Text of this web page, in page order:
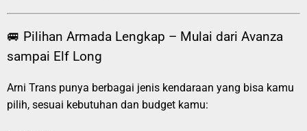
🚐 Pilihan Armada Lengkap – Mulai dari Avanza
sampai Elf Long
Arni Trans punya berbagai jenis kendaraan yang bisa kamu
pilih, sesuai kebutuhan dan budget kamu: